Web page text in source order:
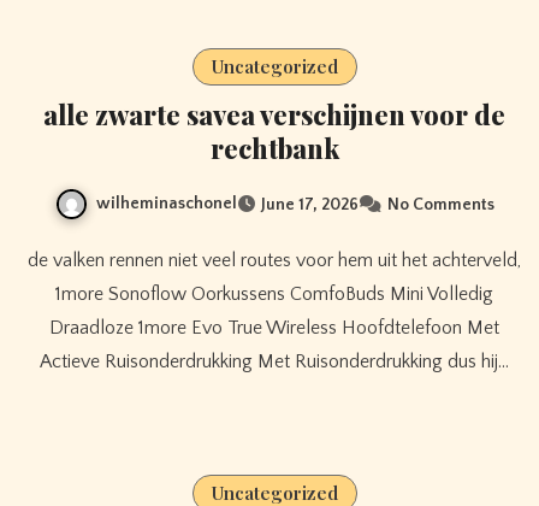
Uncategorized
alle zwarte savea verschijnen voor de
rechtbank
wilheminaschonel June 17, 2026 No Comments
de valken rennen niet veel routes voor hem uit het achterveld,
1more Sonoflow Oorkussens ComfoBuds Mini Volledig
Draadloze 1more Evo True Wireless Hoofdtelefoon Met
Actieve Ruisonderdrukking Met Ruisonderdrukking dus hij…
Uncategorized